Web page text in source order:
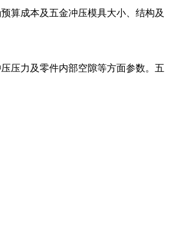
算成本及五金冲压模具大小、结构及
压力及零件内部空隙等方面参数。五